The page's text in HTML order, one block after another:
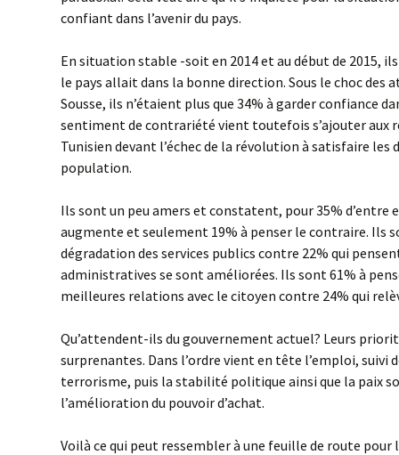
confiant dans l’avenir du pays.
En situation stable -soit en 2014 et au début de 2015,
le pays allait dans la bonne direction. Sous le choc des
Sousse, ils n’étaient plus que 34% à garder confiance
sentiment de contrariété vient toutefois s’ajouter aux
Tunisien devant l’échec de la révolution à satisfaire les
population.
Ils sont un peu amers et constatent, pour 35% d’entre
augmente et seulement 19% à penser le contraire. Ils
dégradation des services publics contre 22% qui
administratives se sont améliorées. Ils sont 61% à
meilleures relations avec le citoyen contre 24% qui
Qu’attendent-ils du gouvernement actuel? Leurs
surprenantes. Dans l’ordre vient en tête l’emploi, suivi
terrorisme, puis la stabilité politique ainsi que la paix
l’amélioration du pouvoir d’achat.
Voilà ce qui peut ressembler à une feuille de route pour